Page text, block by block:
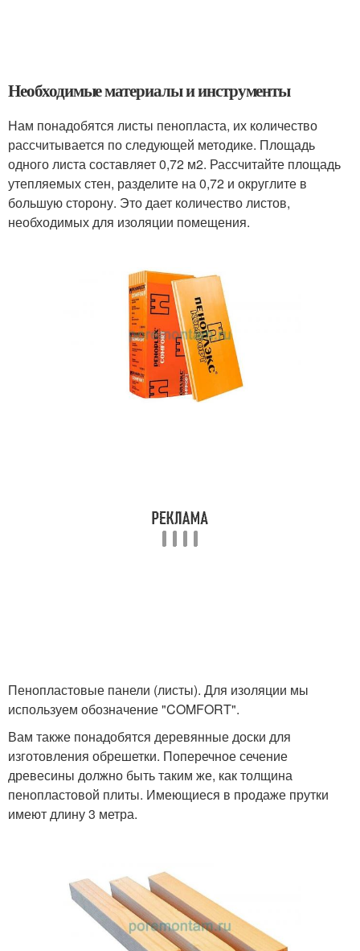
Необходимые материалы и инструменты
Нам понадобятся листы пенопласта, их количество
рассчитывается по следующей методике. Площадь
одного листа составляет 0,72 м2. Рассчитайте площадь
утепляемых стен, разделите на 0,72 и округлите в
большую сторону. Это дает количество листов,
необходимых для изоляции помещения.
Пенопластовые панели (листы). Для изоляции мы
используем обозначение "COMFORT".
Вам также понадобятся деревянные доски для
изготовления обрешетки. Поперечное сечение
древесины должно быть таким же, как толщина
пенопластовой плиты. Имеющиеся в продаже прутки
имеют длину 3 метра.